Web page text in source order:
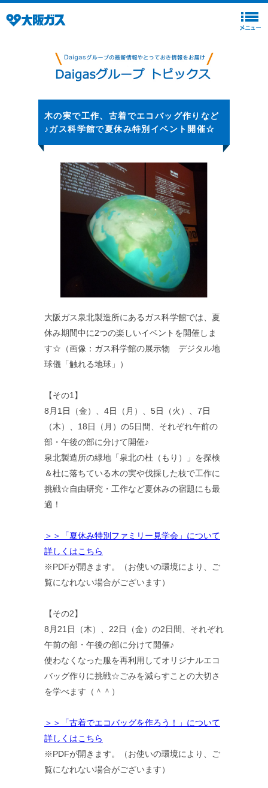
木の実で工作、古着でエコバッグ作りなど
♪ガス科学館で夏休み特別イベント開催☆
大阪ガス泉北製造所にあるガス科学館では、夏
休み期間中に2つの楽しいイベントを開催しま
す☆（画像：ガス科学館の展示物 デジタル地
球儀「触れる地球」）
【その1】
8月1日（金）、4日（月）、5日（火）、7日
（木）、18日（月）の5日間、それぞれ午前の
部・午後の部に分けて開催♪
泉北製造所の緑地「泉北の杜（もり）」を探検
＆杜に落ちている木の実や伐採した枝で工作に
挑戦☆自由研究・工作など夏休みの宿題にも最
適！
＞＞「夏休み特別ファミリー見学会」について
詳しくはこちら
※PDFが開きます。（お使いの環境により、ご
覧になれない場合がございます）
【その2】
8月21日（木）、22日（金）の2日間、それぞれ
午前の部・午後の部に分けて開催♪
使わなくなった服を再利用してオリジナルエコ
バッグ作りに挑戦☆ごみを減らすことの大切さ
を学べます（＾＾）
＞＞「古着でエコバッグを作ろう！」について
詳しくはこちら
※PDFが開きます。（お使いの環境により、ご
覧になれない場合がございます）